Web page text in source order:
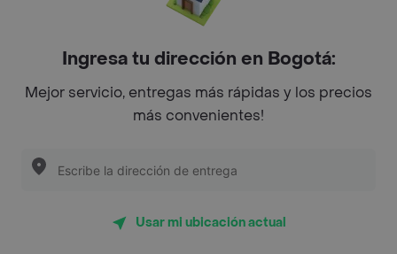
Top Marcas y Cadenas de Restaurantes
Encuéntranos en estos países
App Store Google play
Ingresa tu dirección en Bogotá:
Mejor servicio, entregas más rápidas y los precios
más convenientes!
Usar mi ubicación actual